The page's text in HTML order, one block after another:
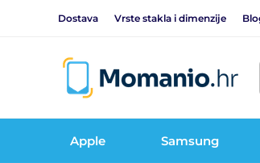
Dostava Vrste stakla i dimenzije
Apple Samsung